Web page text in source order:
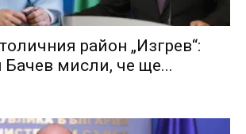
район „Изгрев“:
мисли, че ще...